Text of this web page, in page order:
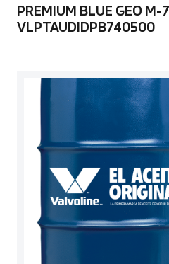
PREMIUM BLUE GEO
VLPTAUDIDPB740500